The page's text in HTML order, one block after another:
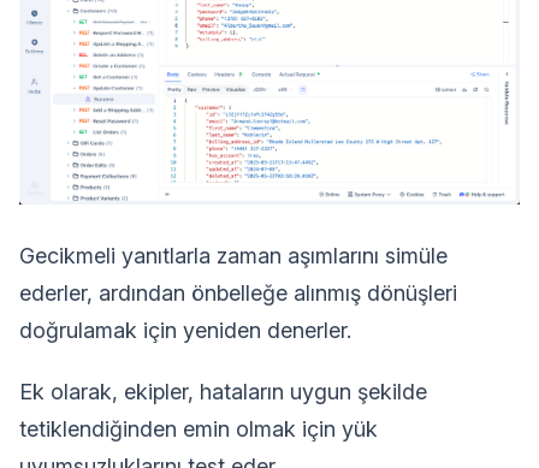
Gecikmeli yanıtlarla zaman aşımlarını simüle
ederler, ardından önbelleğe alınmış dönüşleri
doğrulamak için yeniden denerler.
Ek olarak, ekipler, hataların uygun şekilde
tetiklendiğinden emin olmak için yük